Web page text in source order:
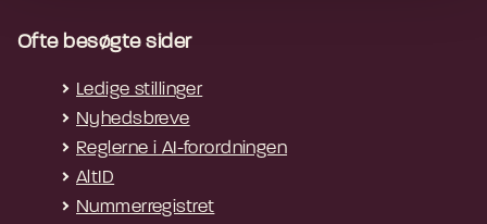
Ofte besøgte sider
Ledige stillinger
Nyhedsbreve
Reglerne i AI-forordningen
AltID
Nummerregistret